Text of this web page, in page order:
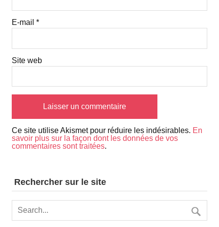
E-mail *
Site web
Ce site utilise Akismet pour réduire les indésirables. En
savoir plus sur la façon dont les données de vos
commentaires sont traitées.
Rechercher sur le site